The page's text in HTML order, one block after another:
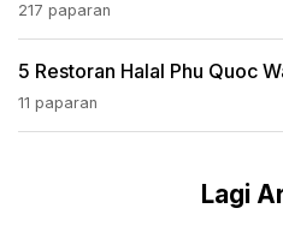
217 paparan
5 Restoran Halal Phu Quoc
11 paparan
Lagi